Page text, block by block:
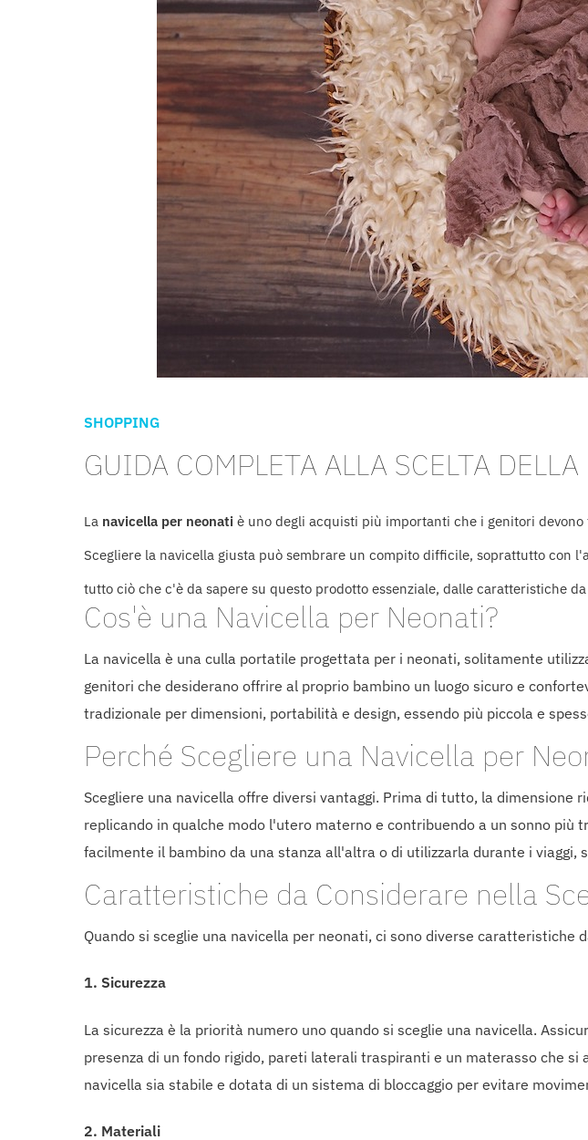
SHOPPING
GUIDA COMPLETA ALLA SCELTA
La navicella per neonati è uno degli acquisti più importanti che i genitori
Scegliere la navicella giusta può sembrare un compito difficile, soprattutto con
tutto ciò che c'è da sapere su questo prodotto essenziale, dalle caratteristiche
Cos'è una Navicella per Neonati?
La navicella è una culla portatile progettata per i neonati, solitamente
genitori che desiderano offrire al proprio bambino un luogo sicuro e
tradizionale per dimensioni, portabilità e design, essendo più piccola e
Perché Scegliere una Navicella per
Scegliere una navicella offre diversi vantaggi. Prima di tutto, la
replicando in qualche modo l'utero materno e contribuendo a un sonno
facilmente il bambino da una stanza all'altra o di utilizzarla durante i viaggi,
Caratteristiche da Considerare nella
Quando si sceglie una navicella per neonati, ci sono diverse
1. Sicurezza
La sicurezza è la priorità numero uno quando si sceglie una navicella.
presenza di un fondo rigido, pareti laterali traspiranti e un materasso che
navicella sia stabile e dotata di un sistema di bloccaggio per evitare
2. Materiali